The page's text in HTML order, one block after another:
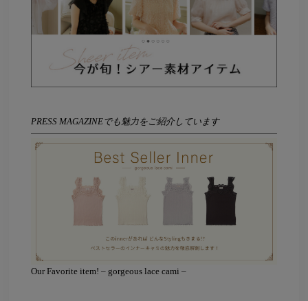
PRESS MAGAZINEでも魅力をご紹介しています
Our Favorite item! – gorgeous lace cami –